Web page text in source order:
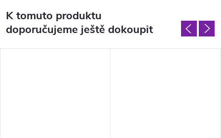
K tomuto produktu
doporučujeme ještě dokoupit